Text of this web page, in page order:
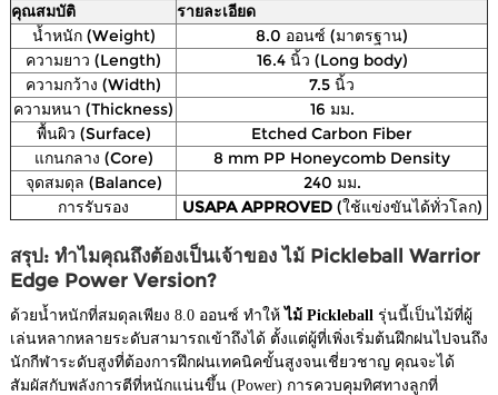
คุณสมบัติ
รายละเอียด
น้ำหนัก (Weight)
8.0 ออนซ์ (มาตรฐาน)
ความยาว (Length)
16.4 นิ้ว (Long body)
ความกว้าง (Width)
7.5 นิ้ว
ความหนา (Thickness)
16 มม.
พื้นผิว (Surface)
Etched Carbon Fiber
แกนกลาง (Core)
8 mm PP Honeycomb Density
จุดสมดุล (Balance)
240 มม.
การรับรอง
USAPA APPROVED(ใช้แข่งขันได้ทั่วโลก)
สรุป: ทำไมคุณถึงต้องเป็นเจ้าของ ไม้ Pickleball Warrior
Edge Power Version?
ด้วยน้ำหนักที่สมดุลเพียง 8.0 ออนซ์ ทำให้ ไม้ Pickleball รุ่นนี้เป็นไม้ที่ผู้
เล่นหลากหลายระดับสามารถเข้าถึงได้ ตั้งแต่ผู้ที่เพิ่งเริ่มต้นฝึกฝนไปจนถึง
นักกีฬาระดับสูงที่ต้องการฝึกฝนเทคนิคขั้นสูงจนเชี่ยวชาญ คุณจะได้
สัมผัสกับพลังการตีที่หนักแน่นขึ้น (Power) การควบคุมทิศทางลูกที่